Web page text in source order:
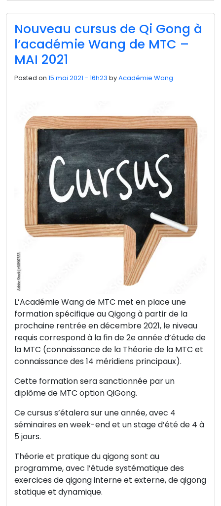
Nouveau cursus de Qi Gong à
l’académie Wang de MTC –
MAI 2021
Posted on 15 mai 2021 - 16h23 byAcadémie Wang
L’Académie Wang de MTC met en place une
formation spécifique au Qigong à partir de la
prochaine rentrée en décembre 2021, le niveau
requis correspond à la fin de 2e année d’étude de
la MTC (connaissance de la Théorie de la MTC et
connaissance des 14 méridiens principaux).
Cette formation sera sanctionnée par un
diplôme de MTC option QiGong.
Ce cursus s’étalera sur une année, avec 4
séminaires en week-end et un stage d’été de 4 à
5 jours.
Théorie et pratique du qigong sont au
programme, avec l’étude systématique des
exercices de qigong interne et externe, de qigong
statique et dynamique.